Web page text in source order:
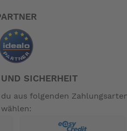
SICHERHEIT
aus folgenden
wählen: